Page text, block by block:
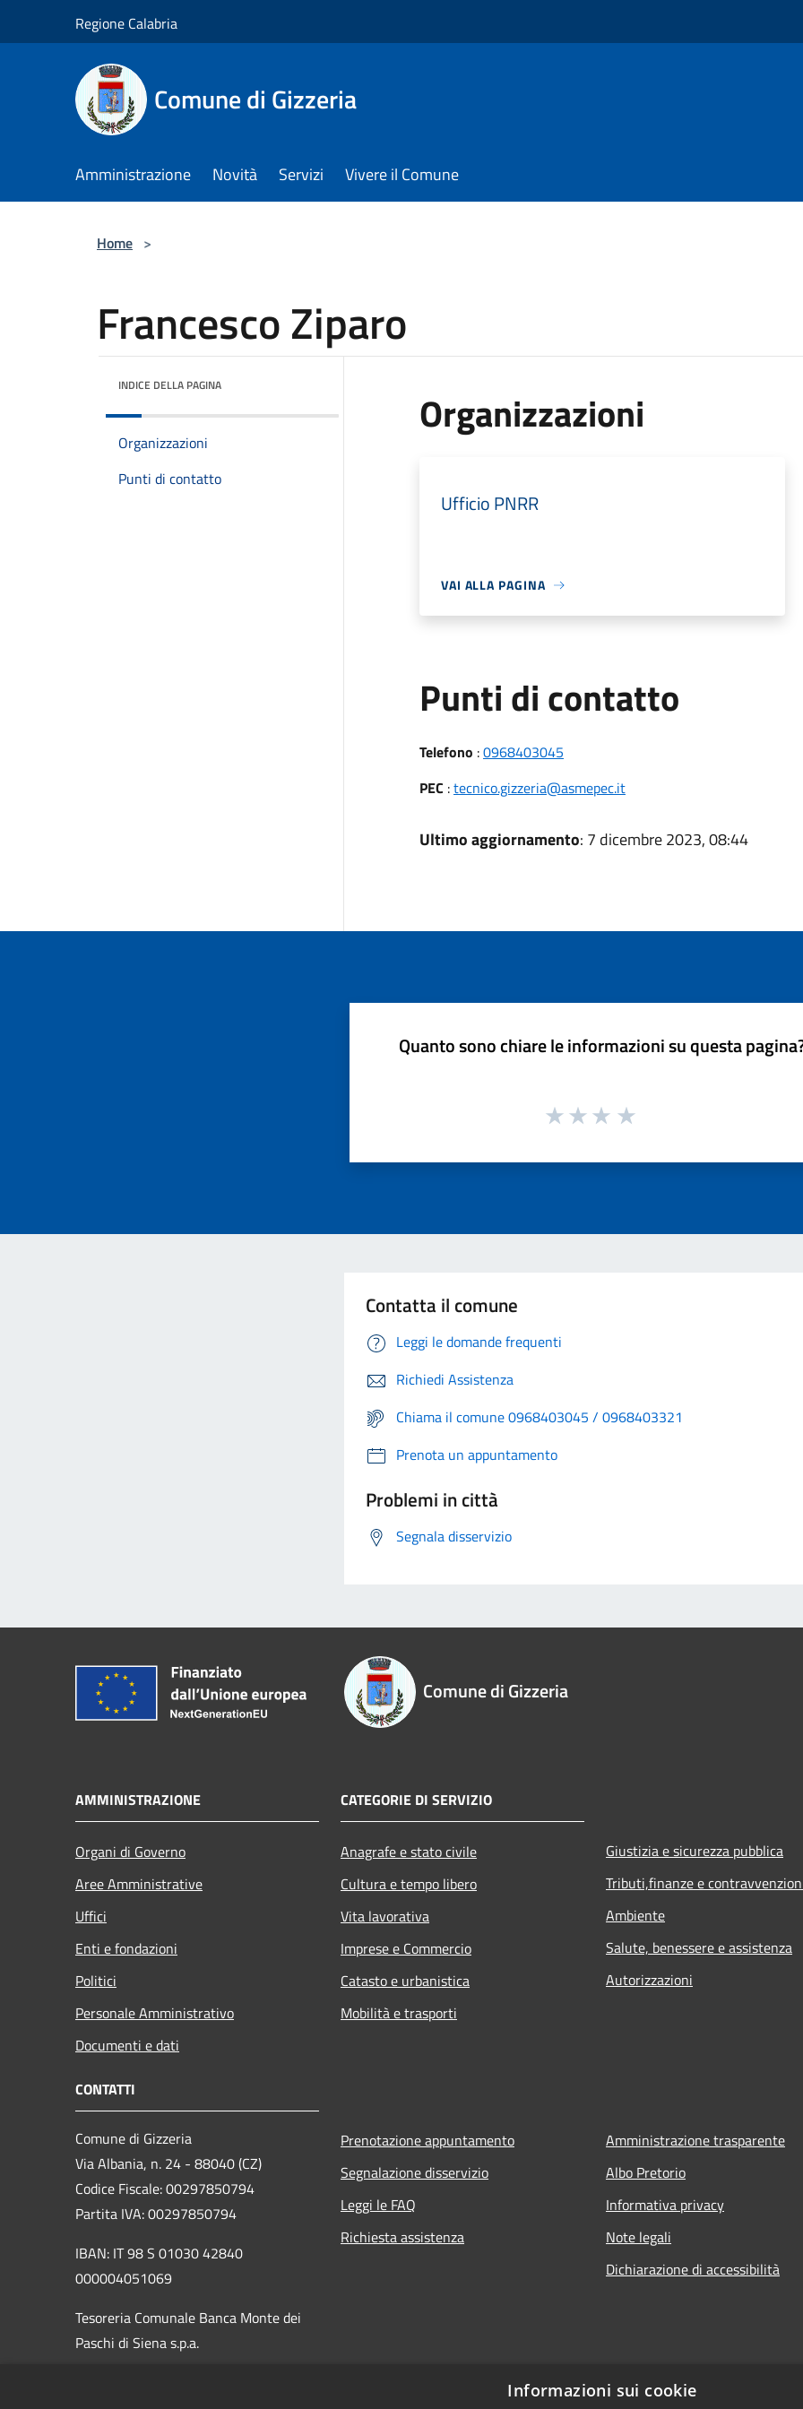
Regione Calabria
Comune di Gizzeria
Amministrazione Novità Servizi Vivere il Comune
Home >
Francesco Ziparo
INDICE DELLA PAGINA
Organizzazioni
Punti di contatto
Organizzazioni
Ufficio PNRR
VAI ALLA PAGINA
Punti di contatto
Telefono :0968403045
PEC :tecnico.gizzeria@asmepec.it
Ultimo aggiornamento: 7 dicembre 2023, 08:44
Quanto sono chiare le informazioni su questa
Contatta il comune
Leggi le domande frequenti
Richiedi Assistenza
Chiama il comune 0968403045 / 0968403321
Prenota un appuntamento
Problemi in città
Segnala disservizio
Comune di Gizzeria
AMMINISTRAZIONE
Organi di Governo
Aree Amministrative
Uffici
Enti e fondazioni
Politici
Personale Amministrativo
Documenti e dati
CATEGORIE DI SERVIZIO
Anagrafe e stato civile
Cultura e tempo libero
Vita lavorativa
Imprese e Commercio
Catasto e urbanistica
Mobilità e trasporti
Giustizia e sicurezza pubblica
Tributi,finanze e
Ambiente
Salute, benessere e assistenza
Autorizzazioni
CONTATTI
Comune di Gizzeria
Via Albania, n. 24 - 88040 (CZ)
Codice Fiscale: 00297850794
Partita IVA: 00297850794
IBAN: IT 98 S 01030 42840
000004051069
Tesoreria Comunale Banca Monte dei
Paschi di Siena s.p.a.
Prenotazione appuntamento
Segnalazione disservizio
Leggi le FAQ
Richiesta assistenza
Amministrazione trasparente
Albo Pretorio
Informativa privacy
Note legali
Dichiarazione di accessibilità
Informazioni sui cookie